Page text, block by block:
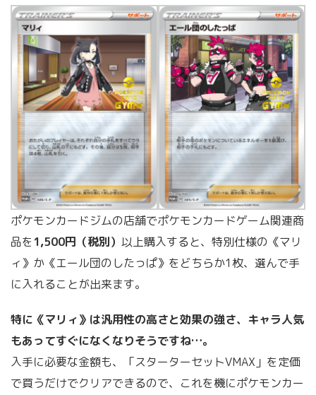
ポケモンカードジムの店舗でポケモンカードゲーム関連商
品を 1,500円（税別） 以上購入すると、特別仕様の《マリ
ィ》か《エール団のしたっぱ》をどちらか1枚、選んで手
に入れることが出来ます。
特に《マリィ》は汎用性の高さと効果の強さ、キャラ人気
もあってすぐになくなりそうですね…。
入手に必要な金額も、「スターターセットVMAX」を定価
で買うだけでクリアできるので、これを機にポケモンカー